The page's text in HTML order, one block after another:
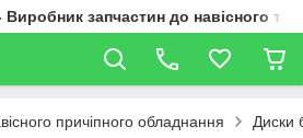
Виробник запчастин до навісного та
причіпного обладнання Диски